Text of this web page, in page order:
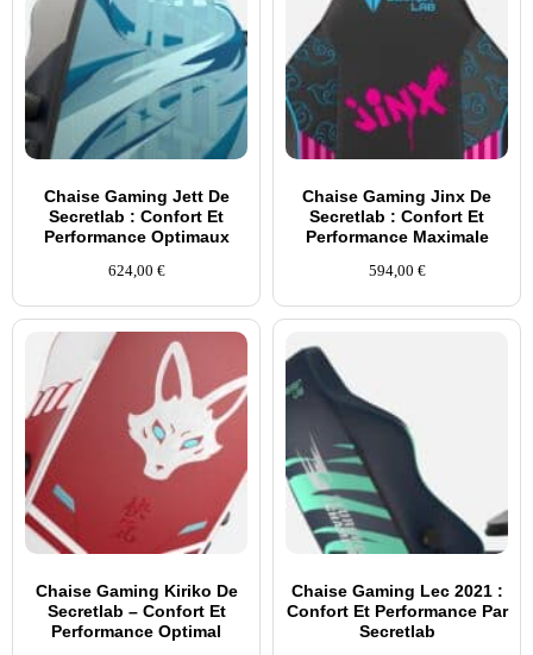
Chaise Gaming Jett De
Secretlab : Confort Et
Performance Optimaux
624,00 €
Chaise Gaming Jinx De
Secretlab : Confort Et
Performance Maximale
594,00 €
Chaise Gaming Kiriko De
Secretlab – Confort Et
Performance Optimal
Chaise Gaming Lec 2021 :
Confort Et Performance Par
Secretlab